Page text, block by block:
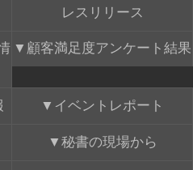
レスリリース
顧客満足度アンケート結果
イベントレポート
秘書の現場から